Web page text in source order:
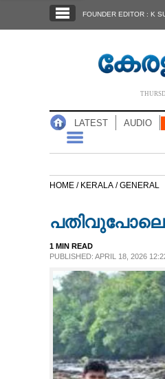
NOTIFIED NEWS
CASE DIARY
FOUNDER EDITOR : K
LATEST AUDIO
HOME / KERALA /GENERAL
പതിവുപോലെ
1 MIN READ
PUBLISHED: APRIL 18, 2026